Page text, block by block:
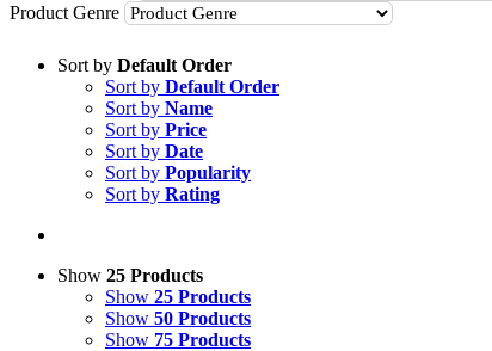
Product Genre
Sort by Default Order
Sort by Default Order
Sort by Name
Sort by Price
Sort by Date
Sort by Popularity
Sort by Rating
Show 25 Products
Show 25 Products
Show 50 Products
Show 75 Products